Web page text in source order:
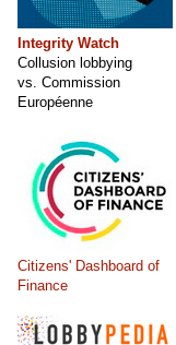
Integrity Watch
Collusion lobbying
vs. Commission
Européenne
Citizens' Dashboard of
Finance